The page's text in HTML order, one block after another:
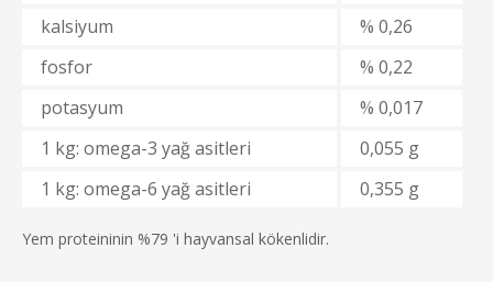
kalsiyum
% 0,26
fosfor
% 0,22
potasyum
% 0,017
1 kg: omega-3 yağ asitleri
0,055 g
1 kg: omega-6 yağ asitleri
0,355 g
Yem proteininin %79 'i hayvansal kökenlidir.